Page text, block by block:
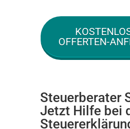
OFFERTEN-
Steuerberater
Jetzt Hilfe bei